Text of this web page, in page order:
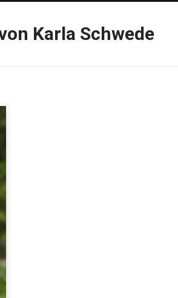
Karla Schwede